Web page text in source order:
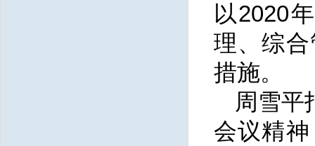
以2020
理、综
措施。
周雪平
会议精